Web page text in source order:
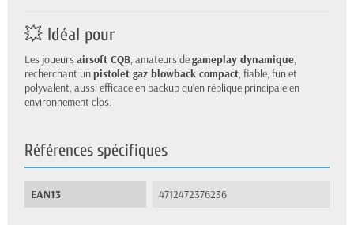
💥 Idéal pour
Les joueursairsoft CQB, amateurs degameplay dynamique,
recherchant unpistolet gaz blowback compact, fiable, fun et
polyvalent, aussi efficace en backup qu’en réplique principale en
environnement clos.
Références spécifiques
EAN13 4712472376236